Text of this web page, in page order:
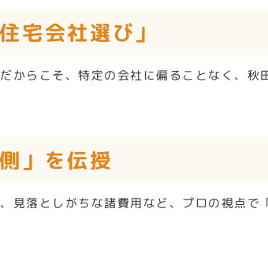
宅会社選び」
からこそ、特定の会社に偏ることなく、秋
」を伝授
見落としがちな諸費用など、プロの視点で